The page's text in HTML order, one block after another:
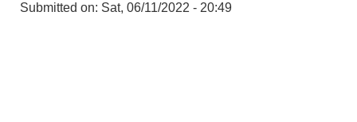
Submitted on: Sat, 06/11/2022 - 20:49